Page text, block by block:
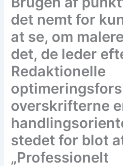
det nemt for
at se, om
det, de leder
Redaktionelle
overskrifterne
stedet for blot
„Professionelt